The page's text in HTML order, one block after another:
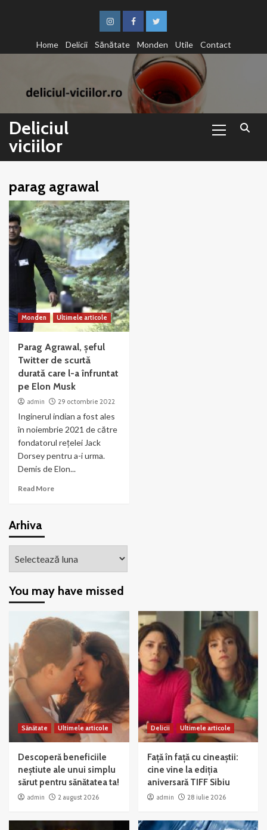
InstagramFacebookTwitter
Home
Delicii Sănătate Monden Utile Contact
Deliciul
viciilor
Menu
parag agrawal
Monden Ultimele articole
Parag Agrawal, șeful
Twitter de scurtă
durată care l-a înfruntat
pe Elon Musk
admin 29 octombrie 2022
Inginerul indian a fost ales
în noiembrie 2021 de către
fondatorul rețelei Jack
Dorsey pentru a-i urma.
Demis de Elon...
Read More
Arhiva
You may have missed
Sănătate Ultimele articole
Descoperă beneficiile
neștiute ale unui simplu
sărut pentru sănătatea ta!
admin 2 august 2026
Delicii Ultimele articole
Față în față cu cineaștii:
cine vine la ediția
aniversară TIFF Sibiu
admin 28 iulie 2026